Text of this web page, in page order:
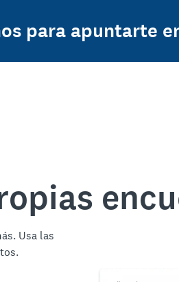
para apuntarte
Usa las